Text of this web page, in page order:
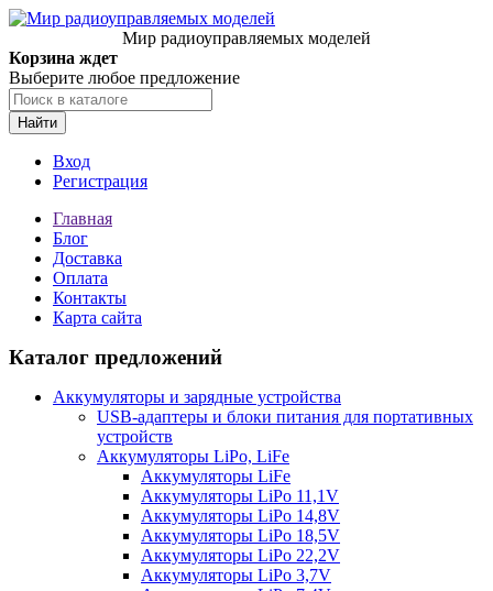
Мир радиоуправляемых моделей
Корзина ждет
Выберите любое предложение
Найти
Вход
Регистрация
Главная
Блог
Доставка
Оплата
Контакты
Карта сайта
Каталог предложений
Аккумуляторы и зарядные устройства
USB-адаптеры и блоки питания для портативных
устройств
Аккумуляторы LiPo, LiFe
Аккумуляторы LiFe
Аккумуляторы LiPo 11,1V
Аккумуляторы LiPo 14,8V
Аккумуляторы LiPo 18,5V
Аккумуляторы LiPo 22,2V
Аккумуляторы LiPo 3,7V